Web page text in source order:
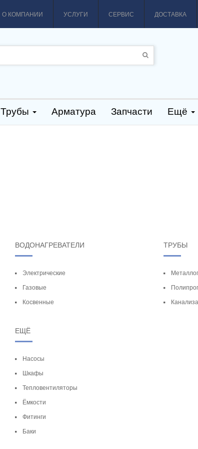
ДОСТАВКА
СЕРВИС
УСЛУГИ
О КОМПАНИИ
Трубы Арматура Запчасти Ещё
ВОДОНАГРЕВАТЕЛИ
Электрические
Газовые
Косвенные
ТРУБЫ
ЕЩЁ
Насосы
Шкафы
Тепловентиляторы
Ёмкости
Фитинги
Баки